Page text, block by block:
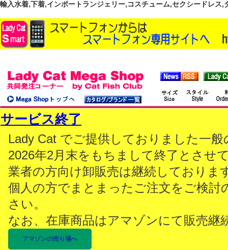
輸入水着,下着,インポートランジェリー,コスチューム,セクシードレス
サービス終了
Lady Cat でご提供しておりました一
2026年2月末をもちまして終了とさせ
業者の方向け卸販売は継続しておりま
個人の方でまとまったご注文をご検討
さい。
なお、在庫商品はアマゾンにて販売継
アマゾンの売り場へ